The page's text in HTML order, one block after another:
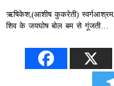
ऋषिकेश,(आशीष कुकरेती)
शिव के जयघोष बोल बम से गूंजती…